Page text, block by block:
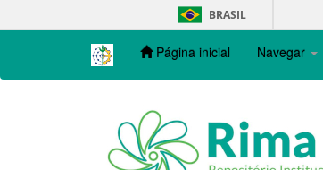
navigation
BRASIL
Página inicial Navegar